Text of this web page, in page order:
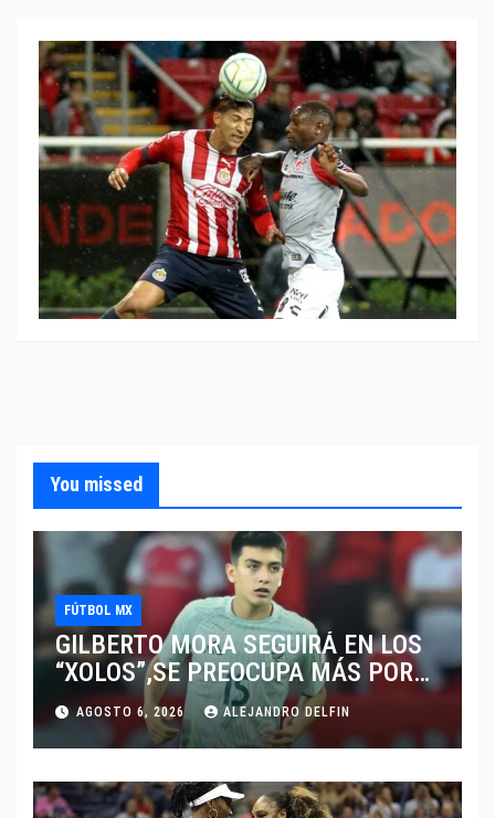
You missed
FÚTBOL MX
GILBERTO MORA SEGUIRÁ EN LOS
“XOLOS”,SE PREOCUPA MÁS POR
JUGAR EN SU EQUIPO.
AGOSTO 6, 2026 ALEJANDRO DELFIN